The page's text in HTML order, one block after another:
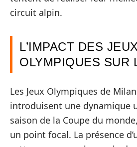
circuit alpin.
L’IMPACT DES JEUX
OLYMPIQUES SUR
Les Jeux Olympiques de
introduisent une dynamique
saison de la Coupe du
un point focal. La présence